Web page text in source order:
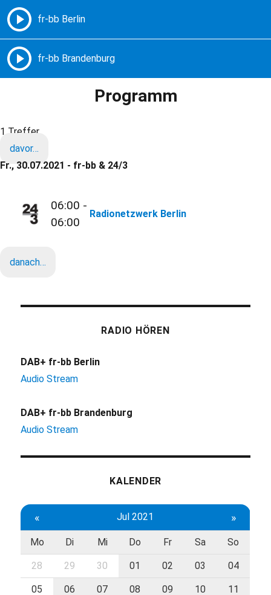
Freie Radios – Berlin Brandenburg
Programm
1 Treffer
davor…
Fr., 30.07.2021 - fr-bb & 24/3
06:00 -
06:00
Radionetzwerk Berlin
danach…
RADIO HÖREN
DAB+ fr-bb Berlin
Audio Stream
DAB+ fr-bb Brandenburg
Audio Stream
KALENDER
« Jul 2021 »
Mo Di Mi Do Fr Sa So
28 29 30 01 02 03 04
05 06 07 08 09 10 11